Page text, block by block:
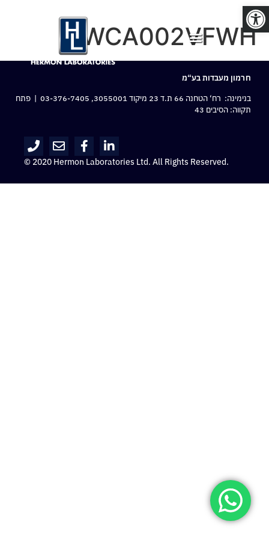
פתח סרגל נגישות
WCA002VFWH
חרמון מעבדות בע“מ
בנימינה: רח‘ הטחנה 66 ת.ד 23 מיקוד 3055001,
03-376-7405 | פתח
תקווה: הסיבים 43
© 2020 Hermon Laboratories Ltd. All Rights Reserved.